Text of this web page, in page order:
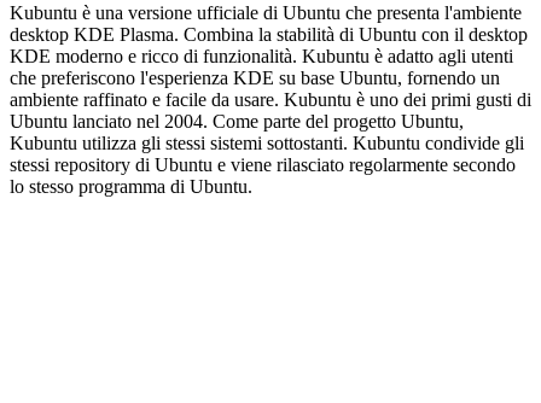
Kubuntu è una versione ufficiale di Ubuntu che presenta l'ambiente
desktop KDE Plasma. Combina la stabilità di Ubuntu con il desktop
KDE moderno e ricco di funzionalità. Kubuntu è adatto agli utenti
che preferiscono l'esperienza KDE su base Ubuntu, fornendo un
ambiente raffinato e facile da usare. Kubuntu è uno dei primi gusti di
Ubuntu lanciato nel 2004. Come parte del progetto Ubuntu,
Kubuntu utilizza gli stessi sistemi sottostanti. Kubuntu condivide gli
stessi repository di Ubuntu e viene rilasciato regolarmente secondo
lo stesso programma di Ubuntu.